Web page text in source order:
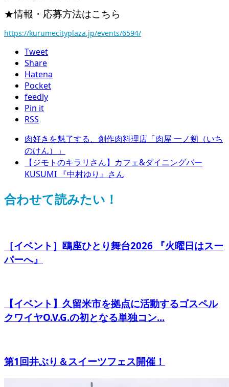
★情報・応募方法はこちら
https://kurumecityplaza.jp/events/6594/
Tweet
Share
Hatena
Pocket
feedly
Pin it
RSS
肉好きを魅了する、創作肉料理店「肉屋 一ノ剱（いち
のけん）」
【ジモトのキラリさん】カフェ&ダイニングバー
KUSUMI 『中村ゆり』さん
合わせて読みたい！
［イベント］鴎座ひとり舞台2026 『火曜日はスー
パーへ』
【イベント】久留米市を拠点に活動するゴスペル
クワイヤO.V.G.の初となる単独コン...
第1回井ぶり＆スイーツフェス開催！